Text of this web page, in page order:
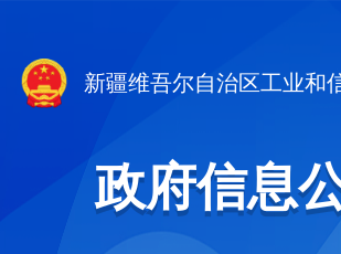
新疆维吾尔自治区工业和
政府信息